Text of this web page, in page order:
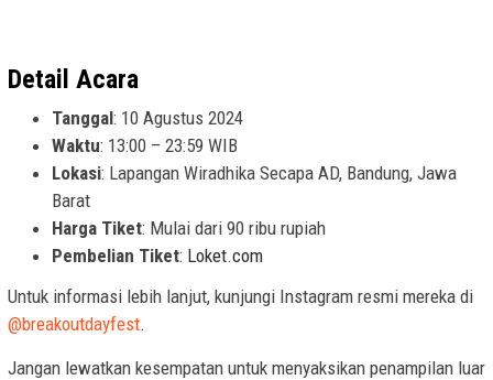
Detail Acara
Tanggal: 10 Agustus 2024
Waktu: 13:00 – 23:59 WIB
Lokasi: Lapangan Wiradhika Secapa AD, Bandung, Jawa
Barat
Harga Tiket: Mulai dari 90 ribu rupiah
Pembelian Tiket: Loket.com
Untuk informasi lebih lanjut, kunjungi Instagram resmi mereka di
@breakoutdayfest.
Jangan lewatkan kesempatan untuk menyaksikan penampilan luar